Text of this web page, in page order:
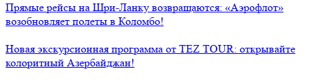
Прямые рейсы на Шри-Ланку возвращаются: «Аэрофлот»
возобновляет полеты в Коломбо!
Новая экскурсионная программа от TEZ TOUR: открывайте
колоритный Азербайджан!